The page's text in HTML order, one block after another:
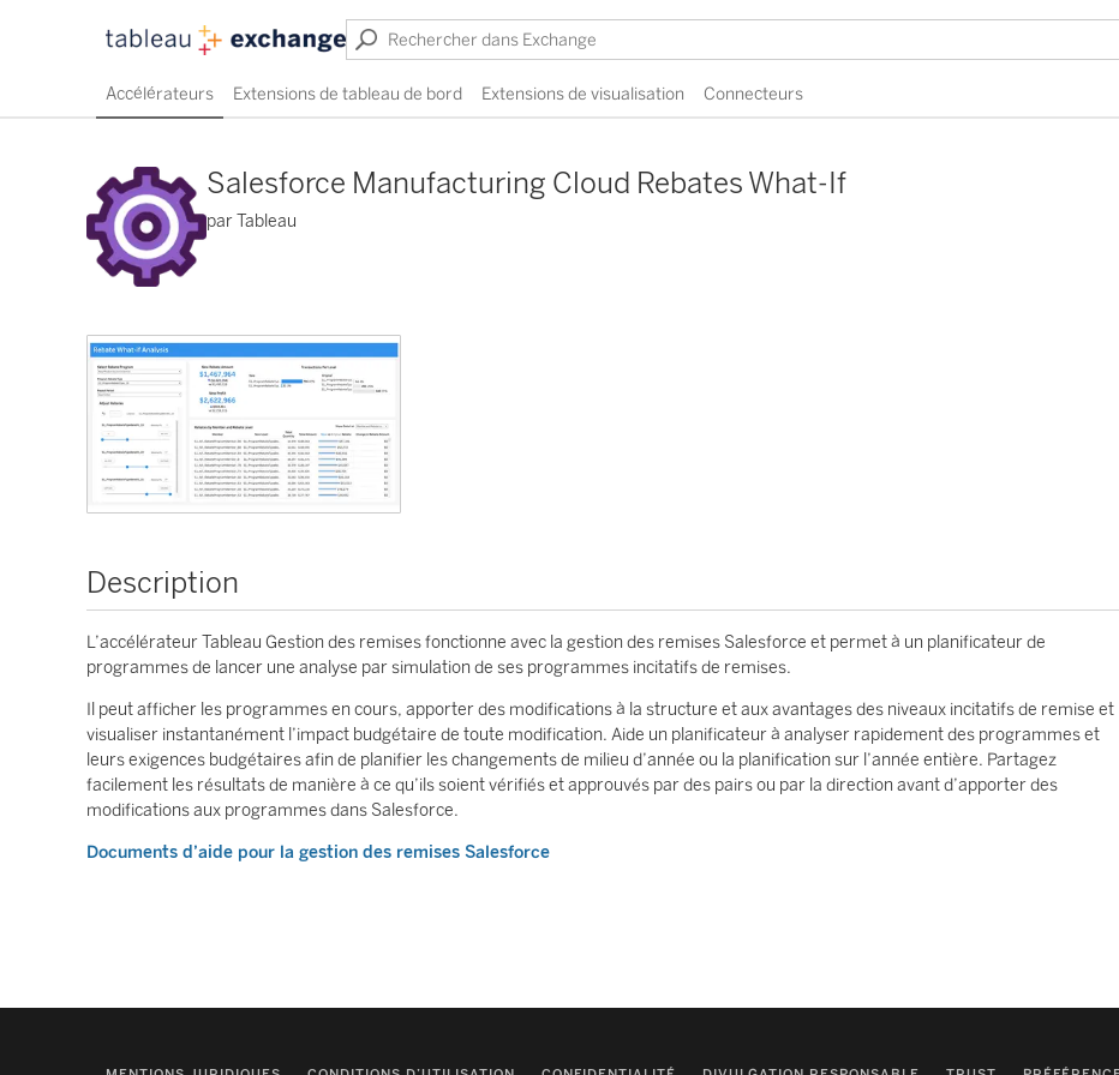
Accélérateurs Extensions de tableau de bord Extensions de visualisation Connecteurs
Salesforce Manufacturing Cloud Rebates What-If
par Tableau
Description
L’accélérateur Tableau Gestion des remises fonctionne avec la gestion des remises Salesforce et permet à un planificateur de
programmes de lancer une analyse par simulation de ses programmes incitatifs de remises.
Il peut afficher les programmes en cours, apporter des modifications à la structure et aux avantages des niveaux incitatifs de remise et
visualiser instantanément l’impact budgétaire de toute modification. Aide un planificateur à analyser rapidement des programmes et
leurs exigences budgétaires afin de planifier les changements de milieu d’année ou la planification sur l’année entière. Partagez
facilement les résultats de manière à ce qu’ils soient vérifiés et approuvés par des pairs ou par la direction avant d’apporter des
modifications aux programmes dans Salesforce.
Documents d’aide pour la gestion des remises Salesforce